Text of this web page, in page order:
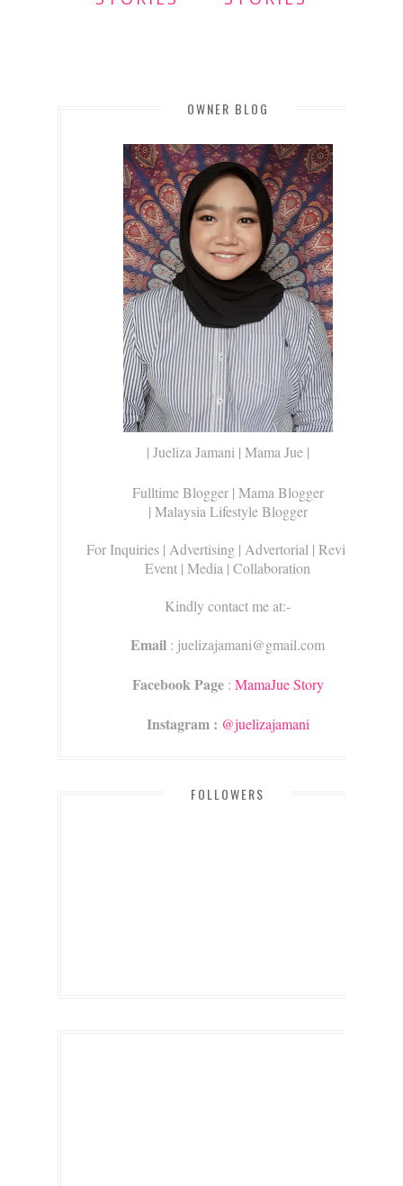
OWNER BLOG
| Jueliza Jamani | Mama Jue |
Fulltime Blogger | Mama Blogger
| Malaysia Lifestyle Blogger
For Inquiries | Advertising | Advertorial | Review |
Event | Media | Collaboration
Kindly contact me at:-
Email : juelizajamani@gmail.com
Facebook Page: MamaJue Story
Instagram : @juelizajamani
FOLLOWERS